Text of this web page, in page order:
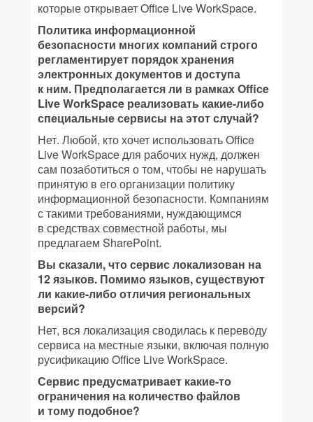
которые открывает Office Live WorkSpace.
Политика информационной
безопасности многих компаний строго
регламентирует порядок хранения
электронных документов и доступа
к ним. Предполагается ли в рамках Office
Live WorkSpace реализовать какие-либо
специальные сервисы на этот случай?
Нет. Любой, кто хочет использовать Office
Live WorkSpace для рабочих нужд, должен
сам позаботиться о том, чтобы не нарушать
принятую в его организации политику
информационной безопасности. Компаниям
с такими требованиями, нуждающимся
в средствах совместной работы, мы
предлагаем SharePoint.
Вы сказали, что сервис локализован на
12 языков. Помимо языков, существуют
ли какие-либо отличия региональных
версий?
Нет, вся локализация сводилась к переводу
сервиса на местные языки, включая полную
русификацию Office Live WorkSpace.
Сервис предусматривает какие-то
ограничения на количество файлов
и тому подобное?